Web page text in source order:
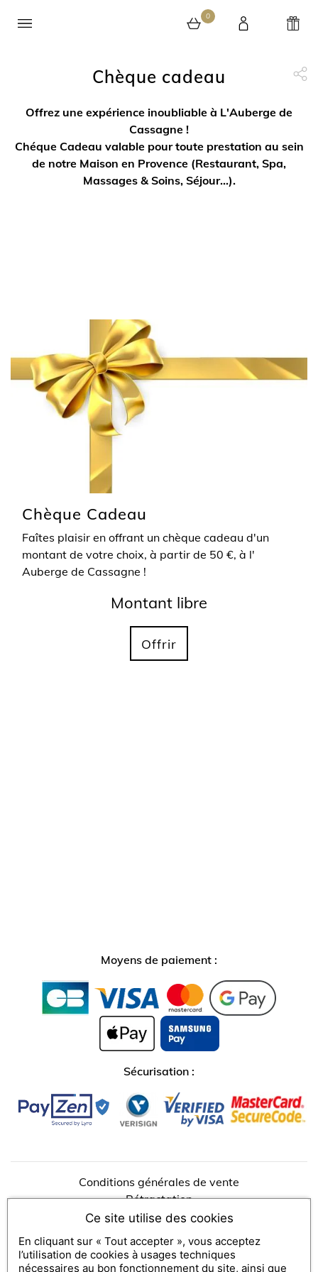
0
0 article au panier
Chèque cadeau
Offrez une expérience inoubliable à L'Auberge de
Cassagne !
Chéque Cadeau valable pour toute prestation au sein
de notre Maison en Provence (Restaurant, Spa,
Massages & Soins, Séjour...).
Chèque Cadeau
Faîtes plaisir en offrant un chèque cadeau d'un
montant de votre choix, à partir de 50 €, à l'
Montant libre
Offrir
Moyens de paiement :
Sécurisation :
Conditions générales de vente
Rétractation
AUBERGE DE CASSAGNE & SPA *****
450 Allée de Cassagne84130 Le Pontet - Avignon
Ce site utilise des cookies
En cliquant sur « Tout accepter », vous acceptez
l’utilisation de cookies à usages techniques
nécessaires au bon fonctionnement du site, ainsi que